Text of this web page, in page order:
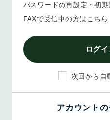
パスワードの再設定・初
FAXで受信中の方はこちら
ログ
次回から自
アカウントの